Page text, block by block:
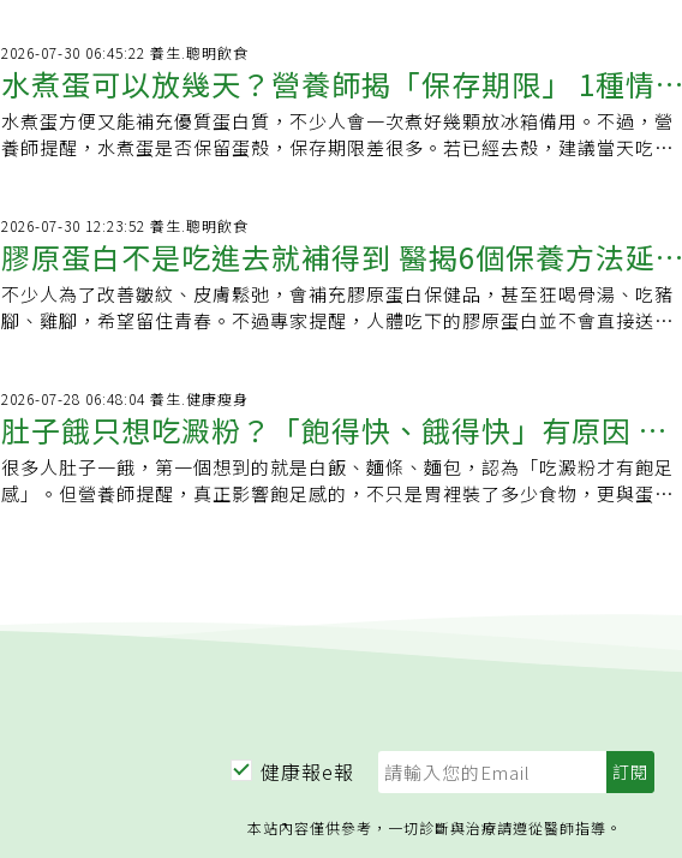
白或低蛋白飲食。與其執著於每天一定要吃多少公克蛋白質，不如優先建立均衡
飲食習慣，多攝取天然、未過度加工的食物，搭配充足蔬菜、全穀類及優質蛋白
質來源，再依自己的年齡、活動量及健康狀況調整攝取量，才是維持健康的長久
之道。【資料來源】．
CouldEatingLessProteinHelpYouAgeBetterandLiveLonger?．
手式就是先透過飲食減少血糖波動。例如避免空腹吃甜食或喝含糖飲料。周建安
建議，若真的想吃甜食，建議放在正餐後少量攝取。同時，每餐先吃足量的蛋白
質與蔬菜，例如雞蛋、豆腐、魚肉、雞肉、無糖豆漿，最後再搭配適量澱粉與全
穀類，都有助於增加飽足感，並讓餐後血糖上升速度較平穩。
先生一樣覺得比以前更累，就不能只看體重，也要留意肌肉是否正在流失。三、
睡眠品質變差有些人把用餐時間全部集中到晚上，太晚進食可能影響入睡及睡眠
品質，而睡眠不足又容易增加食欲、干擾血糖控制，進一步提高肥胖風險。自噬
作用真的能讓人變瘦、變年輕嗎？飯島醫師表示，自噬作用（Autophagy）確實
是真實存在的重要生理機制。它能分解細胞內老化或受損的成分，再重新利用，
能活化人體自噬作用，也沒有證據證明自噬作用一定能帶來減重或延緩老化的效
果。目前科學界仍未確定，人體究竟需要禁食多久才會啟動自噬作用、哪些器官
最容易發生自噬作用，以及自噬作用與體重及健康壽命究竟有多大的關聯。因
此，沒有必要為了「啟動自噬作用」而勉強自己忍受痛苦的斷食。哪些人適合16
暴飲暴食、能均衡攝取蛋白質、蔬菜與主食，以及只要限制進食時間就能減少零
食攝取的人，都比較適合採用16小時斷食。哪些人最好不要嘗試？使用糖尿病藥
物的人應避免，或至少先與醫師討論，尤其是施打胰島素、服用磺醯脲類（SU）
藥物或格列奈類藥物者，長時間空腹容易發生低血糖；服用SGLT2抑制劑者，也
需注意脫水及酮酸中毒風險。此外，成長中的兒童與青少年、懷孕及哺乳中的女
食期間應多攝取肉類、魚類、雞蛋、黃豆製品及乳製品，避免減掉的是肌肉，而
就不要勉強繼續。糖尿病患者更可能需要監測血糖，並由醫師調整藥物。五、維
持良好的睡眠品質不要把所有餐點集中到深夜。睡眠充足有助於穩定食欲荷爾
蒙、維持血糖控制，也更有利於減重。沒有一種減肥法適合所有人飯島強調，沒
有任何一種減肥方式適合所有人。有些人實施16小時斷食確實有效，也有人規律
現。營養師LaurenHarris-Pincus表示，以下情況都可能與蛋白質不足有關：●兩
餐之間很容易感到飢餓。●吃完飯後仍缺乏飽足感。●運動後恢復速度變慢。●
生病後體力恢復不如以往。●經常感到疲憊，好像一直處於能量不足狀態。她指
出，如果蛋白質攝取充足，通常在正餐後及兩餐之間都能維持較好的飽足感，同
Harbstreet表示，蛋白質需求沒有統一標準，而是會受到年齡、性別、體重、生
活型態及活動量等因素影響。以一般情況來說，每次點心可攝取約10至15公克蛋
白質，而每餐則可能需要30公克以上蛋白質。根據建議攝取量，成年人每天應攝
取每公斤體重0.8公克蛋白質。換算如下：●體重68公斤（約150磅）的人，每天
約需54公克蛋白質。●體重91公斤（約200磅）的人，每天約需72公克蛋白質。
衡餐盤時，可以參考以下比例：●四分之一餐盤為優質蛋白質。●四分之一餐盤
為全穀類。●二分之一餐盤為蔬菜與水果。她特別強調，高蛋白早餐十分重要，
因為早餐往往是最難達到最低20公克蛋白質建議量的一餐。以下都是不錯的高蛋
白早餐選擇：●燕麥粥搭配超濾牛奶（註：透過過濾技術去除部分水分與乳糖，
衝擊。肌少症不僅會加速認知功能退化亦讓失智者陷入惡性循環肌少症是指隨著
年齡增加，肌肉量、肌力及身體功能逐漸下降的狀態，常見表現包括走路速度變
慢、上下樓梯吃力、提不起重物、從椅子站起來困難，甚至容易跌倒。另一方
面，失智症除了記憶力衰退外，也常伴隨活動力下降、情緒低落及社交退縮等情
況。陳宥達指出，近年研究發現，肌少症不只是影響體力與活動能力，更可能與
少活動與社交機會，加速認知功能惡化。此外，當肌肉量逐漸流失、活動力下降
後，長輩容易減少外出與社交活動，食慾變差、營養攝取不足，進而影響大腦功
能，增加認知退化風險。食量變小、吞嚥力變差都是肌少症前期徵兆萬不可輕忽
陳宥達也發現，在臨床上，許多家庭往往等到長輩跌倒、骨折或住院後，才發現
覺並及早尋求專業評估。陳宥達進一步說明，尤其長輩的吞嚥功能退化常被忽
略，長輩可能因擔心嗆到而越吃越少，結果導致蛋白質攝取不足，形成營養不良
與肌肉流失的惡性循環。當肌力下降後，不僅容易跌倒受傷，也可能增加住院、
失能及長期照護的需求，進一步影響生活品質與家庭照顧負擔。因此，及早發
現、及早介入，遠比等到失能後再治療來得重要。營養就像是肌肉地基長輩務必
外，飲食也應兼顧膳食纖維、維生素及礦物質的攝取，以維持營養均衡。對許多
多真實案例顯示，長輩常因牙口差、吞嚥困難、慢性病與多重用藥副作用、挑食
等而陷入營養不良的照護危機。為協助長輩維持良好的營養狀態，家屬可依照長
輩需求與經濟考量選擇適合產品，挑選指標可觀察是否有專業照護機構的指定選
2026-07-30 06:45:22 養生.聰明飲食
水煮蛋可以放幾天？營養師揭「保存期限」 1種情況
最好別放到隔夜
水煮蛋方便又能補充優質蛋白質，不少人會一次煮好幾顆放冰箱備用。不過，營
養師提醒，水煮蛋是否保留蛋殼，保存期限差很多。若已經去殼，建議當天吃
蛋白直接接觸空氣，較容易受到細菌污染，也更容易因表面潮濕而增加微生物繁
殖的機會。水煮蛋可以放多久？一般家庭製作的水煮蛋，可參考以下保存時
間：．帶殼水煮蛋：冷藏（10℃以下）：約3-4天。前提是蛋殼沒有裂痕。．去殼
水煮蛋：建議當天食用完畢。雖然部分研究指出，在良好衛生條件下可保存更
久，但家庭製作的衛生條件較難完全控制，因此建議採取較保守的保存方式。水
護作用會下降，因此相較於生雞蛋，更容易受到細菌污染。建議煮好後先放涼，
擦乾表面水分，再放入冰箱。2、有裂痕的水煮蛋要盡快吃若煮好後蛋殼出現裂
痕，細菌較容易從裂縫進入。這類水煮蛋建議最好當天或隔天食用完畢，不宜久
放。生雞蛋反而比水煮蛋更耐放？不少人以為水煮蛋比較耐放，其實正好相反。
嚴重破裂且放置過久水煮蛋雖然方便保存，但仍屬容易腐敗的食品。建議保留蛋
殼冷藏、依期限食用，去殼後盡快吃完，才能兼顧食品安全與營養。【延伸閱
蛋大PK！「營養真相」曝這1種真的別天天吃
2026-07-30 12:23:52 養生.聰明飲食
膠原蛋白不是吃進去就補得到 醫揭6個保養方法延緩
皮膚老化
不少人為了改善皺紋、皮膚鬆弛，會補充膠原蛋白保健品，甚至狂喝骨湯、吃豬
腳、雞腳，希望留住青春。不過專家提醒，人體吃下的膠原蛋白並不會直接送到
（Collagen）是人體含量最多的蛋白質，約占全身蛋白質三成，是皮膚、骨骼、
肌肉、肌腱、韌帶、血管及其他結締組織的重要支架，負責提供支撐、強度與彈
性。許多人認為多吃豬腳、雞腳、魚皮或補充膠原蛋白保健品，就能直接增加皮
膚膠原蛋白，其實並非如此。專家指出，人體無法直接吸收完整的膠原蛋白。無
論是天然食物中的膠原蛋白，或保健品中的水解膠原蛋白，進入消化道後都會先
而加快，因此皮膚容易出現細紋、鬆弛，肌肉修復能力下降，關節也可能變得較
彈性、加速老化。讓身體製造膠原蛋白需要這些營養素人體製造膠原蛋白需要多
種胺基酸作為原料，包括甘胺酸（Glycine）、脯胺酸（Proline）等，同時還需
要維生素C、鋅、銅及錳等營養素共同參與合成。其中，維生素C扮演關鍵角色，
2026-07-28 06:48:04 養生.健康瘦身
肚子餓只想吃澱粉？「飽得快、餓得快」有原因 營
養師揭蛋白質才是關鍵
很多人肚子一餓，第一個想到的就是白飯、麵條、麵包，認為「吃澱粉才有飽足
感」。但營養師提醒，真正影響飽足感的，不只是胃裡裝了多少食物，更與蛋白
色。根據發表於《美國臨床營養學雜誌》（AJCN）的研究，在總熱量與脂肪比例
代表日常飲食需要大量攝取蛋白質，而是提醒民眾：餐盤不能只放澱粉。吃對比
例，比完全戒澱粉更重要白飯、麵條、麵包等澱粉類食物，仍是人體重要的能量
可掌握「211餐盤」原則：1/2餐盤：蔬菜提供膳食纖維，增加食物體積，延緩胃
健康報e報
本站內容僅供參考，一切診斷與治療請遵從醫師指導。